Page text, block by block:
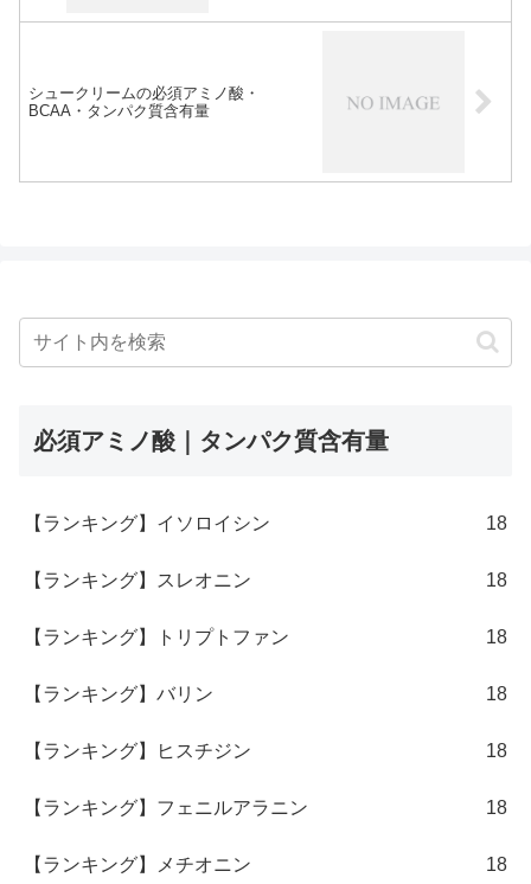
シュークリームの必須アミノ酸・
BCAA・タンパク質含有量
必須アミノ酸｜タンパク質含有量
【ランキング】イソロイシン 18
【ランキング】スレオニン 18
【ランキング】トリプトファン 18
【ランキング】バリン 18
【ランキング】ヒスチジン 18
【ランキング】フェニルアラニン 18
【ランキング】メチオニン 18